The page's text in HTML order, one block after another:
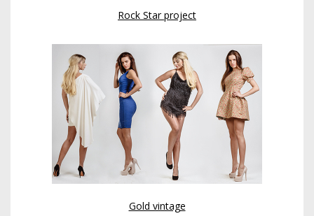
Rock Star project
Gold vintage